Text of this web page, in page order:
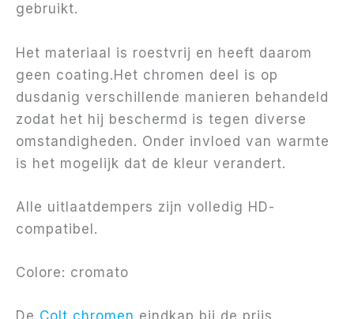
gebruikt.
Het materiaal is roestvrij en heeft daarom
geen coating.Het chromen deel is op
dusdanig verschillende manieren behandeld
zodat het hij beschermd is tegen diverse
omstandigheden. Onder invloed van warmte
is het mogelijk dat de kleur verandert.
Alle uitlaatdempers zijn volledig HD-
compatibel.
Colore: cromato